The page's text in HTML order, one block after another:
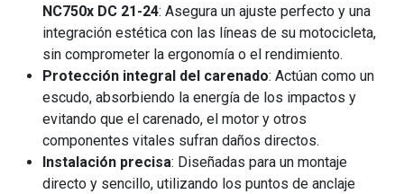
NC750x DC 21-24: Asegura un ajuste perfecto y una
integración estética con las líneas de su motocicleta,
sin comprometer la ergonomía o el rendimiento.
Protección integral del carenado: Actúan como un
escudo, absorbiendo la energía de los impactos y
evitando que el carenado, el motor y otros
componentes vitales sufran daños directos.
Instalación precisa: Diseñadas para un montaje
directo y sencillo, utilizando los puntos de anclaje